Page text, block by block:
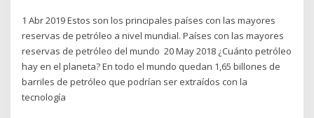
1 Abr 2019 Estos son los principales países con las mayores
reservas de petróleo a nivel mundial. Países con las mayores
reservas de petróleo del mundo 20 May 2018 ¿Cuánto petróleo
hay en el planeta? En todo el mundo quedan 1,65 billones de
barriles de petróleo que podrían ser extraídos con la
tecnología